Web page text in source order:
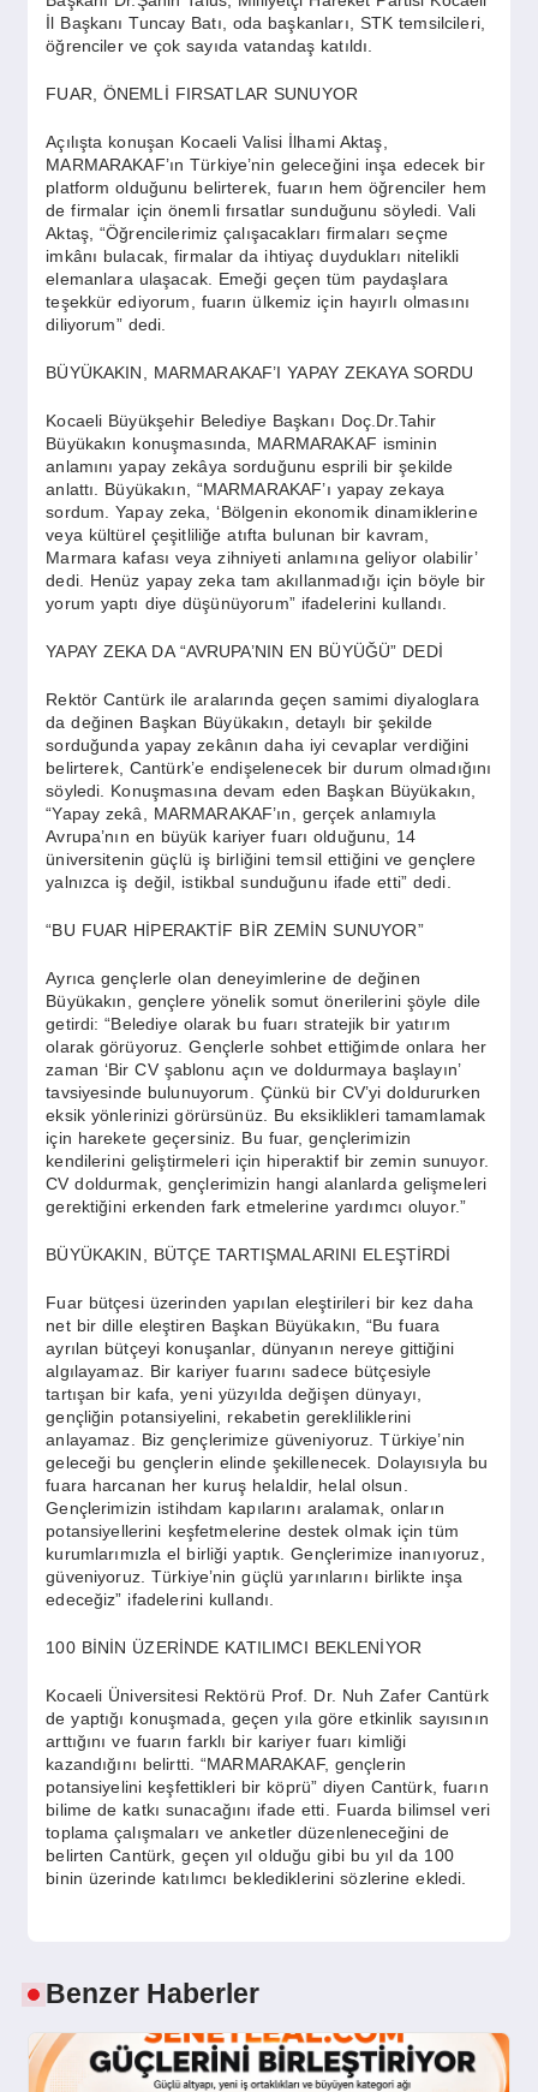
İl Başkanı Tuncay Batı, oda başkanları, STK temsilcileri,
öğrenciler ve çok sayıda vatandaş katıldı.
FUAR, ÖNEMLİ FIRSATLAR SUNUYOR
Açılışta konuşan Kocaeli Valisi İlhami Aktaş,
MARMARAKAF’ın Türkiye’nin geleceğini inşa edecek bir
platform olduğunu belirterek, fuarın hem öğrenciler hem
de firmalar için önemli fırsatlar sunduğunu söyledi. Vali
Aktaş, “Öğrencilerimiz çalışacakları firmaları seçme
imkânı bulacak, firmalar da ihtiyaç duydukları nitelikli
elemanlara ulaşacak. Emeği geçen tüm paydaşlara
teşekkür ediyorum, fuarın ülkemiz için hayırlı olmasını
diliyorum” dedi.
BÜYÜKAKIN, MARMARAKAF’I YAPAY ZEKAYA SORDU
Kocaeli Büyükşehir Belediye Başkanı Doç.Dr.Tahir
Büyükakın konuşmasında, MARMARAKAF isminin
anlamını yapay zekâya sorduğunu esprili bir şekilde
anlattı. Büyükakın, “MARMARAKAF’ı yapay zekaya
sordum. Yapay zeka, ‘Bölgenin ekonomik dinamiklerine
veya kültürel çeşitliliğe atıfta bulunan bir kavram,
Marmara kafası veya zihniyeti anlamına geliyor olabilir’
dedi. Henüz yapay zeka tam akıllanmadığı için böyle bir
yorum yaptı diye düşünüyorum” ifadelerini kullandı.
YAPAY ZEKA DA “AVRUPA’NIN EN BÜYÜĞÜ” DEDİ
Rektör Cantürk ile aralarında geçen samimi diyaloglara
da değinen Başkan Büyükakın, detaylı bir şekilde
sorduğunda yapay zekânın daha iyi cevaplar verdiğini
belirterek, Cantürk’e endişelenecek bir durum olmadığını
söyledi. Konuşmasına devam eden Başkan Büyükakın,
“Yapay zekâ, MARMARAKAF’ın, gerçek anlamıyla
Avrupa’nın en büyük kariyer fuarı olduğunu, 14
üniversitenin güçlü iş birliğini temsil ettiğini ve gençlere
yalnızca iş değil, istikbal sunduğunu ifade etti” dedi.
“BU FUAR HİPERAKTİF BİR ZEMİN SUNUYOR”
Ayrıca gençlerle olan deneyimlerine de değinen
Büyükakın, gençlere yönelik somut önerilerini şöyle dile
getirdi: “Belediye olarak bu fuarı stratejik bir yatırım
olarak görüyoruz. Gençlerle sohbet ettiğimde onlara her
zaman ‘Bir CV şablonu açın ve doldurmaya başlayın’
tavsiyesinde bulunuyorum. Çünkü bir CV’yi doldururken
eksik yönlerinizi görürsünüz. Bu eksiklikleri tamamlamak
için harekete geçersiniz. Bu fuar, gençlerimizin
kendilerini geliştirmeleri için hiperaktif bir zemin sunuyor.
CV doldurmak, gençlerimizin hangi alanlarda gelişmeleri
gerektiğini erkenden fark etmelerine yardımcı oluyor.”
BÜYÜKAKIN, BÜTÇE TARTIŞMALARINI ELEŞTİRDİ
Fuar bütçesi üzerinden yapılan eleştirileri bir kez daha
net bir dille eleştiren Başkan Büyükakın, “Bu fuara
ayrılan bütçeyi konuşanlar, dünyanın nereye gittiğini
algılayamaz. Bir kariyer fuarını sadece bütçesiyle
tartışan bir kafa, yeni yüzyılda değişen dünyayı,
gençliğin potansiyelini, rekabetin gerekliliklerini
anlayamaz. Biz gençlerimize güveniyoruz. Türkiye’nin
geleceği bu gençlerin elinde şekillenecek. Dolayısıyla bu
fuara harcanan her kuruş helaldir, helal olsun.
Gençlerimizin istihdam kapılarını aralamak, onların
potansiyellerini keşfetmelerine destek olmak için tüm
kurumlarımızla el birliği yaptık. Gençlerimize inanıyoruz,
güveniyoruz. Türkiye’nin güçlü yarınlarını birlikte inşa
edeceğiz” ifadelerini kullandı.
100 BİNİN ÜZERİNDE KATILIMCI BEKLENİYOR
Kocaeli Üniversitesi Rektörü Prof. Dr. Nuh Zafer Cantürk
de yaptığı konuşmada, geçen yıla göre etkinlik sayısının
arttığını ve fuarın farklı bir kariyer fuarı kimliği
kazandığını belirtti. “MARMARAKAF, gençlerin
potansiyelini keşfettikleri bir köprü” diyen Cantürk, fuarın
bilime de katkı sunacağını ifade etti. Fuarda bilimsel veri
toplama çalışmaları ve anketler düzenleneceğini de
belirten Cantürk, geçen yıl olduğu gibi bu yıl da 100
binin üzerinde katılımcı beklediklerini sözlerine ekledi.
Benzer Haberler